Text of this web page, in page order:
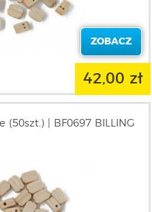
ZOBACZ
42,00 zł
| BF0697 BILLING